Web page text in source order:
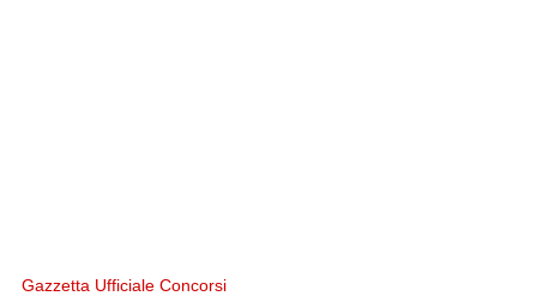
Gazzetta Ufficiale Concorsi